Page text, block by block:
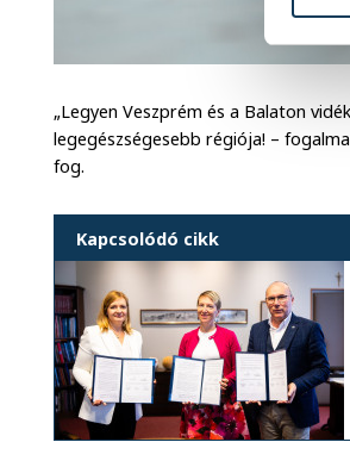
„Legyen Veszprém és a Balaton
legegészségesebb régiója! –
fog.
Kapcsolódó cikk